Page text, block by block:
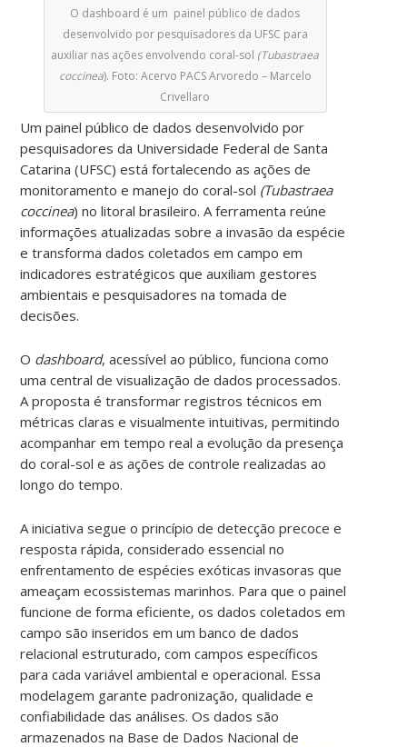
O dashboard é um painel público de dados
desenvolvido por pesquisadores da UFSC para
auxiliar nas ações envolvendo coral-sol (Tubastraea
coccinea). Foto: Acervo PACS Arvoredo – Marcelo
Crivellaro
Um painel público de dados desenvolvido por
pesquisadores da Universidade Federal de Santa
Catarina (UFSC) está fortalecendo as ações de
monitoramento e manejo do coral-sol (Tubastraea
coccinea) no litoral brasileiro. A ferramenta reúne
informações atualizadas sobre a invasão da espécie
e transforma dados coletados em campo em
indicadores estratégicos que auxiliam gestores
ambientais e pesquisadores na tomada de
decisões.
O dashboard, acessível ao público, funciona como
uma central de visualização de dados processados.
A proposta é transformar registros técnicos em
métricas claras e visualmente intuitivas, permitindo
acompanhar em tempo real a evolução da presença
do coral-sol e as ações de controle realizadas ao
longo do tempo.
A iniciativa segue o princípio de detecção precoce e
resposta rápida, considerado essencial no
enfrentamento de espécies exóticas invasoras que
ameaçam ecossistemas marinhos. Para que o painel
funcione de forma eficiente, os dados coletados em
campo são inseridos em um banco de dados
relacional estruturado, com campos específicos
para cada variável ambiental e operacional. Essa
modelagem garante padronização, qualidade e
confiabilidade das análises.Os dados são
armazenados na Base de Dados Nacional de